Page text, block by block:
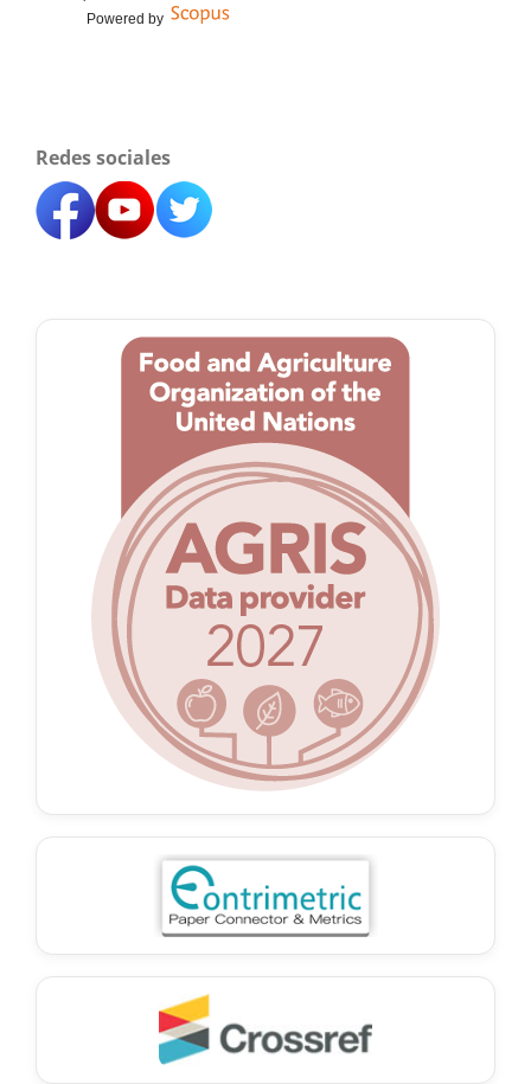
Powered by
Redes sociales